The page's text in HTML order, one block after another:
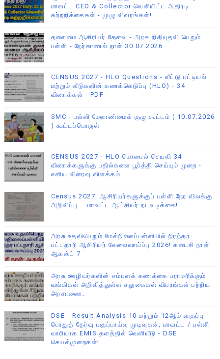
மாவட்ட CEO & Collector வெளியிட்ட அதிரடி
சுற்றறிக்கைகள் - முழு விவரங்கள்!
தலைமை ஆசிரியர் தேவை - அரசு நிதியுதவி பெறும்
பள்ளி - நேர்காணல் நாள் 30.07.2026
CENSUS 2027 - HLO Questions - வீட்டு பட்டியல்
மற்றும் வீடுகளின் கணக்கெடுப்பு (HLO) - 34
வினாக்கள் - PDF
SMC - பள்ளி மேலாண்மைக் குழு கூட்டம் ( 10.07.2026
) கூட்டப்பொருள்
CENSUS 2027 - HLO மொபைல் செயலி 34
வினாக்களுக்கு பதில்களை பூர்த்தி செய்யும் முறை -
எளிய விரைவு விளக்கம்
Census 2027: ஆசிரியர்களுக்குப் பள்ளி நேர விலக்கு
அறிவிப்பு – மாவட்ட ஆட்சியர் நடவடிக்கை!
அரசு உதவிபெறும் மேல்நிலைப்பள்ளியில் நிரந்தர
பட்டதாரி ஆசிரியர் வேலைவாய்ப்பு 2026! கடைசி நாள்:
ஆகஸ்ட் 7
அரசு ஊழியர்களின் சம்பளக் கணக்கை பராமரிக்கும்
வங்கிகள் அறிவித்துள்ள சலுகைகள் விபரங்கள் பற்றிய
அரசாணை.
DSE - Result Analysis 10 மற்றும் 12ஆம் வகுப்பு
பொதுத் தேர்வு பகுப்பாய்வு முடிவுகள், மாவட்ட / பள்ளி
வாரியாக EMIS தளத்தில் வெளியீடு - DSE
செயல்முறைகள்!